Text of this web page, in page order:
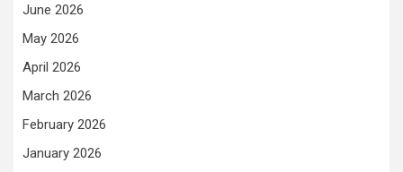
June 2026
May 2026
April 2026
March 2026
February 2026
January 2026